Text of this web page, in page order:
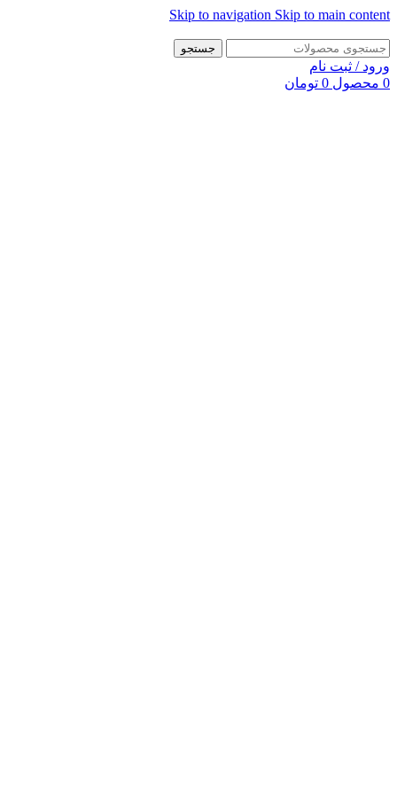
Skip to navigation Skip to main content
جستجو
ورود / ثبت نام
0 محصول 0 تومان